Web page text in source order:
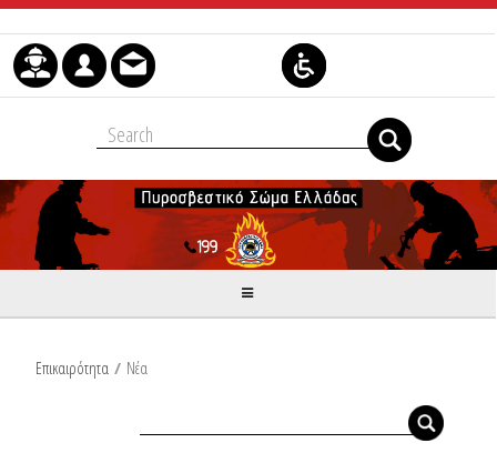
Μετάβαση στο περιεχόμενο
Επικαιρότητα / Νέα